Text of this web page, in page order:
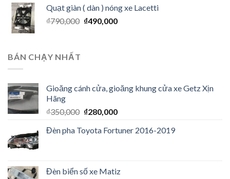
Quạt giàn ( dàn ) nóng xe Lacetti
₫790,000 ₫490,000
BÁN CHẠY NHẤT
Gioăng cánh cửa, gioăng khung cửa xe Getz Xịn
Hãng
₫350,000 ₫280,000
Đèn pha Toyota Fortuner 2016-2019
Đèn biển số xe Matiz